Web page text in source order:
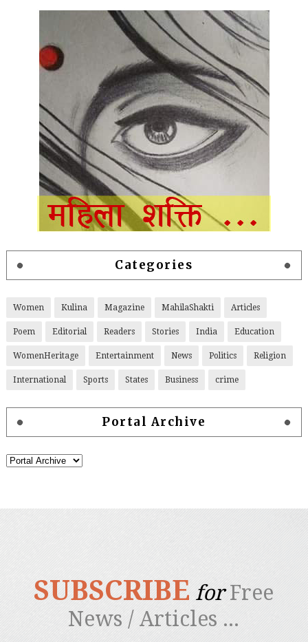
Categories
Women Kulina Magazine MahilaShakti Articles
Poem Editorial Readers Stories India Education
WomenHeritage Entertainment News Politics Religion
International Sports States Business crime
Portal Archive
SUBSCRIBE forFree
News / Articles ...